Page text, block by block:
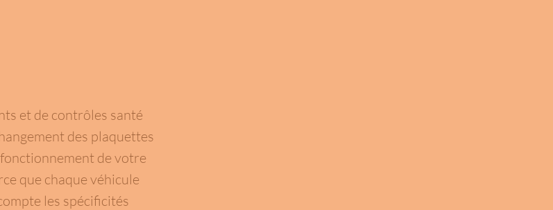
et de contrôles santé
des plaquettes
de votre
que chaque véhicule
les spécificités